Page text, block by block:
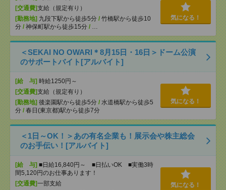
[交通費]支給（規定有り）
[勤務地] 九段下駅から徒歩5分 / 竹橋駅から徒歩10
分 / 神保町駅から徒歩15分 / …
気になる！
＜SEKAI NO OWARI＊8月15日・16日＞ドーム公演
のサポートバイト[アルバイト]
[給 与] 時給1250円～
[交通費]支給（規定有り）
[勤務地] 後楽園駅から徒歩5分 / 水道橋駅から徒歩5
分 / 春日(東京都)駅から徒歩7分
気になる！
＜1日～OK！＞あの有名企業も！展示会や株主総会
のお手伝い！[アルバイト]
[給 与] ■日給16,840円～ ■日払いOK ■実働3時
間5,120円のお仕事あります！
[交通費]一部支給
気になる！